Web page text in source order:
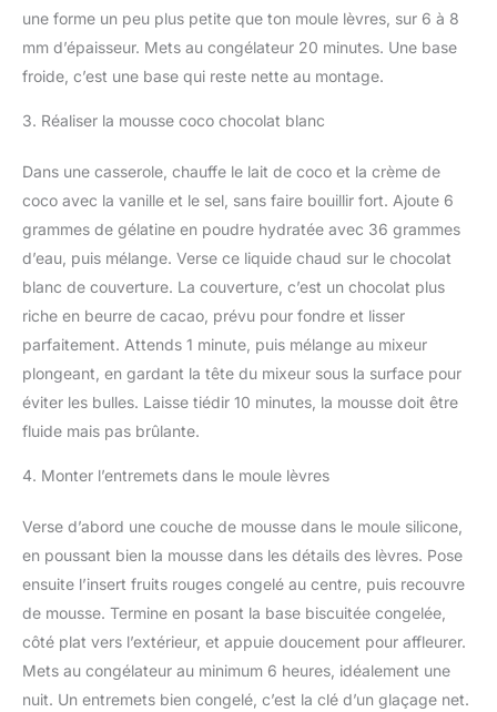
une forme un peu plus petite que ton moule lèvres, sur 6 à 8
mm d’épaisseur. Mets au congélateur 20 minutes. Une base
froide, c’est une base qui reste nette au montage.
3. Réaliser la mousse coco chocolat blanc
Dans une casserole, chauffe le lait de coco et la crème de
coco avec la vanille et le sel, sans faire bouillir fort. Ajoute 6
grammes de gélatine en poudre hydratée avec 36 grammes
d’eau, puis mélange. Verse ce liquide chaud sur le chocolat
blanc de couverture. La couverture, c’est un chocolat plus
riche en beurre de cacao, prévu pour fondre et lisser
parfaitement. Attends 1 minute, puis mélange au mixeur
plongeant, en gardant la tête du mixeur sous la surface pour
éviter les bulles. Laisse tiédir 10 minutes, la mousse doit être
fluide mais pas brûlante.
4. Monter l’entremets dans le moule lèvres
Verse d’abord une couche de mousse dans le moule silicone,
en poussant bien la mousse dans les détails des lèvres. Pose
ensuite l’insert fruits rouges congelé au centre, puis recouvre
de mousse. Termine en posant la base biscuitée congelée,
côté plat vers l’extérieur, et appuie doucement pour affleurer.
Mets au congélateur au minimum 6 heures, idéalement une
nuit. Un entremets bien congelé, c’est la clé d’un glaçage net.